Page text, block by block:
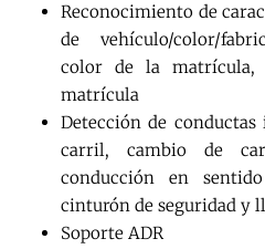
Reconocimiento de
de vehículo/color/
color de la matrícula,
matrícula
Detección de
carril, cambio de
conducción en
cinturón de seguridad y
Soporte ADR